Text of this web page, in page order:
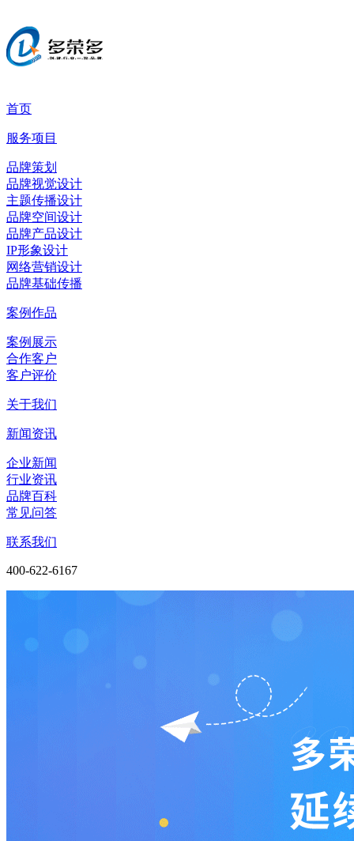
首页
服务项目
品牌策划
品牌视觉设计
主题传播设计
品牌空间设计
品牌产品设计
IP形象设计
网络营销设计
品牌基础传播
案例作品
案例展示
合作客户
客户评价
关于我们
新闻资讯
企业新闻
行业资讯
品牌百科
常见问答
联系我们
400-622-6167